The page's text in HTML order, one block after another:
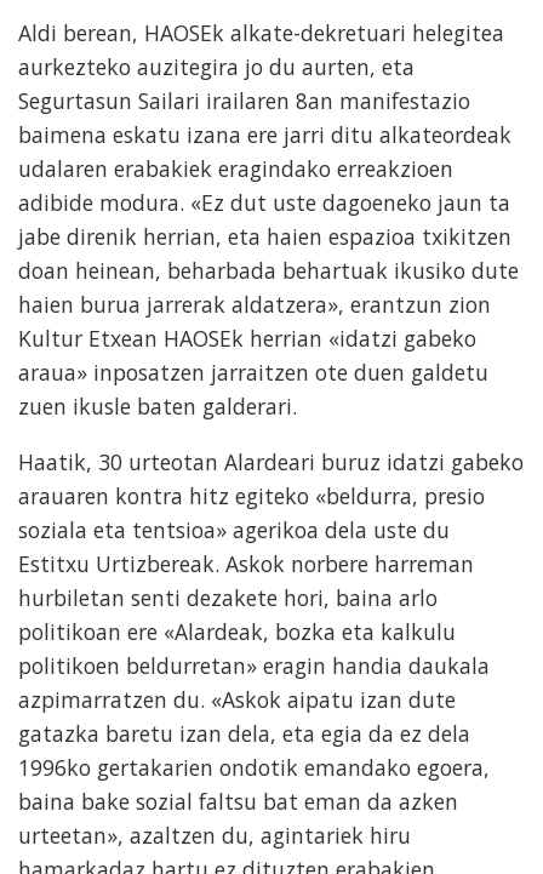
Aldi berean, HAOSEk alkate-dekretuari helegitea
aurkezteko auzitegira jo du aurten, eta
Segurtasun Sailari irailaren 8an manifestazio
baimena eskatu izana ere jarri ditu alkateordeak
udalaren erabakiek eragindako erreakzioen
adibide modura. «Ez dut uste dagoeneko jaun ta
jabe direnik herrian, eta haien espazioa txikitzen
doan heinean, beharbada behartuak ikusiko dute
haien burua jarrerak aldatzera», erantzun zion
Kultur Etxean HAOSEk herrian «idatzi gabeko
araua» inposatzen jarraitzen ote duen galdetu
zuen ikusle baten galderari.
Haatik, 30 urteotan Alardeari buruz idatzi gabeko
arauaren kontra hitz egiteko «beldurra, presio
soziala eta tentsioa» agerikoa dela uste du
Estitxu Urtizbereak. Askok norbere harreman
hurbiletan senti dezakete hori, baina arlo
politikoan ere «Alardeak, bozka eta kalkulu
politikoen beldurretan» eragin handia daukala
azpimarratzen du. «Askok aipatu izan dute
gatazka baretu izan dela, eta egia da ez dela
1996ko gertakarien ondotik emandako egoera,
baina bake sozial faltsu bat eman da azken
urteetan», azaltzen du, agintariek hiru